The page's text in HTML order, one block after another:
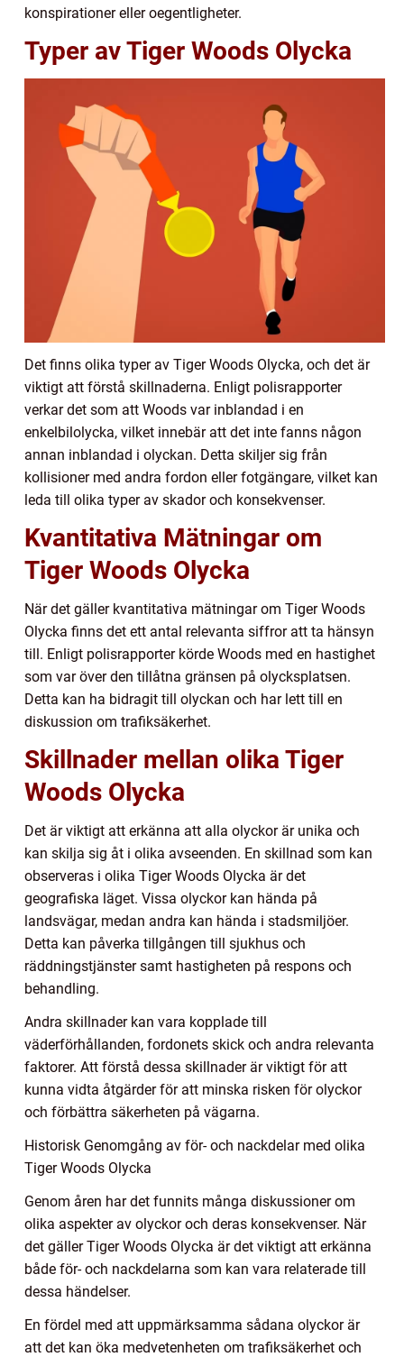
konspirationer eller oegentligheter.
Typer av Tiger Woods Olycka
Det finns olika typer av Tiger Woods Olycka, och det är
viktigt att förstå skillnaderna. Enligt polisrapporter
verkar det som att Woods var inblandad i en
enkelbilolycka, vilket innebär att det inte fanns någon
annan inblandad i olyckan. Detta skiljer sig från
kollisioner med andra fordon eller fotgängare, vilket kan
leda till olika typer av skador och konsekvenser.
Kvantitativa Mätningar om
Tiger Woods Olycka
När det gäller kvantitativa mätningar om Tiger Woods
Olycka finns det ett antal relevanta siffror att ta hänsyn
till. Enligt polisrapporter körde Woods med en hastighet
som var över den tillåtna gränsen på olycksplatsen.
Detta kan ha bidragit till olyckan och har lett till en
diskussion om trafiksäkerhet.
Skillnader mellan olika Tiger
Woods Olycka
Det är viktigt att erkänna att alla olyckor är unika och
kan skilja sig åt i olika avseenden. En skillnad som kan
observeras i olika Tiger Woods Olycka är det
geografiska läget. Vissa olyckor kan hända på
landsvägar, medan andra kan hända i stadsmiljöer.
Detta kan påverka tillgången till sjukhus och
räddningstjänster samt hastigheten på respons och
behandling.
Andra skillnader kan vara kopplade till
väderförhållanden, fordonets skick och andra relevanta
faktorer. Att förstå dessa skillnader är viktigt för att
kunna vidta åtgärder för att minska risken för olyckor
och förbättra säkerheten på vägarna.
Historisk Genomgång av för- och nackdelar med olika
Tiger Woods Olycka
Genom åren har det funnits många diskussioner om
olika aspekter av olyckor och deras konsekvenser. När
det gäller Tiger Woods Olycka är det viktigt att erkänna
både för- och nackdelarna som kan vara relaterade till
dessa händelser.
En fördel med att uppmärksamma sådana olyckor är
att det kan öka medvetenheten om trafiksäkerhet och